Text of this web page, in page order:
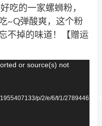
吃的一家螺蛳粉，
~Q弹酸爽，这个粉
不掉的味道！【赠运
or source(s) not
p/2/e/6/t/1/